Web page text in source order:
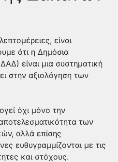
είναι
ότι η Δημόσια
είναι μια συστηματική
στην αξιολόγηση των
όχι μόνο την
των
αλλά επίσης
ευθυγραμμίζονται με τις
και στόχους.